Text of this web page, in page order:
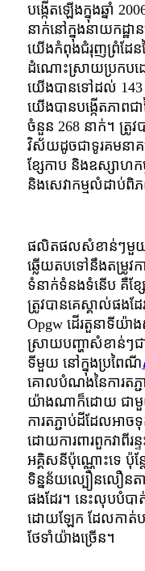
បង្កើតឡើងក្នុងឆ្នាំ
នាក់នៅក្នុងនាយកដ្ឋា
យើងកំពុងជំរុញព្រំដែននៃ
ដំណោះស្រាយប្រកប
យើងបានទៅដល់
យើងបានបង្កើតភាព
ចំនួន 268 នាក់។ ត្រូ
វិស័យដូចជាទូរគមនា
ខ្សែកាប និងឧស្សាហក
និងសេវាកម្មលំដាប់
ផលិតផលសំខាន់ៗមួយ
ឆ្លើយតបទៅនឹងតម្រូវក
ទំនាក់ទំនងទំនើប គឺខ្
ត្រូវបានគេស្គាល់ផងដ
Opgw ដើរតួនាទីយ៉ាង
ស្រាយបញ្ហាសំខាន់ៗជ
ទីមួយ នៅក្នុងប្រពៃណី
គោលបំណង​នៃ​ការ​ត​ភ្ជ
យ៉ាងណាក៏ដោយ ជាមួយ
ការត​ភ្ជាប់​ដី​ដែលអាច
ដោយការពារពួកវាពីរន្
អគ្គិសនីប៉ុណ្ណោះទេ ប៉ុន្ត
ទិន្នន័យល្បឿនលឿនត
ផងដែរ។ នេះលុបបំបា
ដោយឡែក ដែលកាត់
ថែទាំយ៉ាងច្រើន។